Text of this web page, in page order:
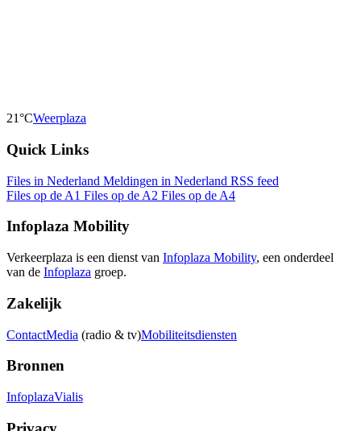
21°CWeerplaza
Quick Links
Files in Nederland Meldingen in Nederland RSS feed
Files op de A1 Files op de A2 Files op de A4
Infoplaza Mobility
Verkeerplaza is een dienst van Infoplaza Mobility, een onderdeel
van de Infoplaza groep.
Zakelijk
ContactMedia (radio & tv)Mobiliteitsdiensten
Bronnen
InfoplazaVialis